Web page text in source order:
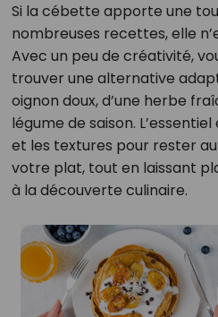
Si la cébette apporte une
nombreuses recettes, elle
Avec un peu de créativité,
trouver une alternative
oignon doux, d’une herbe
légume de saison.
et les textures pour rester
votre plat, tout en laissant
à la découverte culinaire.